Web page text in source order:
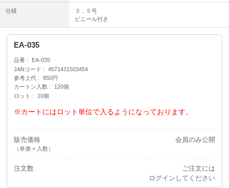
仕様
３．５号
ビニール付き
EA-035
品番
EA-035
JANコード
4571431503454
参考上代
850円
カートン入数
120個
ロット
10個
※カートにはロット単位で入るようになっております。
販売価格
（単価 × 入数）
会員のみ公開
注文数
ご注文には
ログイン してください